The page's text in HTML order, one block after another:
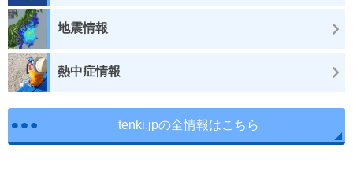
地震情報
熱中症情報
tenki.jpの全情報はこちら